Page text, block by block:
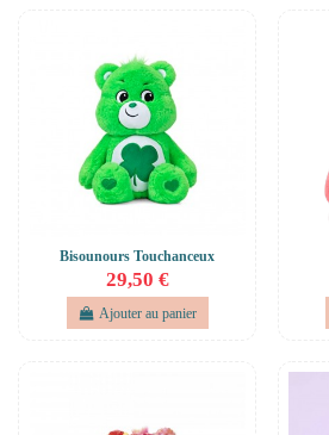
Bisounours Touchanceux
29,50 €
Ajouter au panier